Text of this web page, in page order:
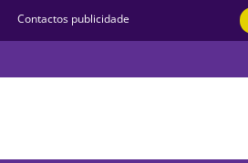
Contactos publicidade